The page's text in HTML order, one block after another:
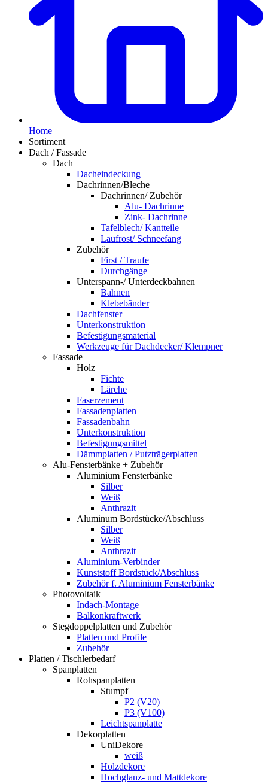
Home
Sortiment
Dach / Fassade
Dach
Dacheindeckung
Dachrinnen/Bleche
Dachrinnen/ Zubehör
Alu- Dachrinne
Zink- Dachrinne
Tafelblech/ Kantteile
Laufrost/ Schneefang
Zubehör
First / Traufe
Durchgänge
Unterspann-/ Unterdeckbahnen
Bahnen
Klebebänder
Dachfenster
Unterkonstruktion
Befestigungsmaterial
Werkzeuge für Dachdecker/ Klempner
Fassade
Holz
Fichte
Lärche
Faserzement
Fassadenplatten
Fassadenbahn
Unterkonstruktion
Befestigungsmittel
Dämmplatten / Putzträgerplatten
Alu-Fensterbänke + Zubehör
Aluminium Fensterbänke
Silber
Weiß
Anthrazit
Aluminum Bordstücke/Abschluss
Silber
Weiß
Anthrazit
Aluminium-Verbinder
Kunststoff Bordstück/Abschluss
Zubehör f. Aluminium Fensterbänke
Photovoltaik
Indach-Montage
Balkonkraftwerk
Stegdoppelplatten und Zubehör
Platten und Profile
Zubehör
Platten / Tischlerbedarf
Spanplatten
Rohspanplatten
Stumpf
P2 (V20)
P3 (V100)
Leichtspanplatte
Dekorplatten
UniDekore
weiß
Holzdekore
Hochglanz- und Mattdekore